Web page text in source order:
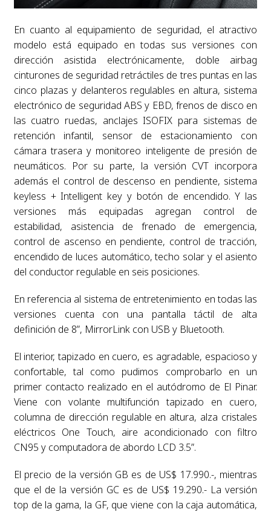
En cuanto al equipamiento de seguridad, el atractivo
modelo está equipado en todas sus versiones con
dirección asistida electrónicamente, doble airbag
cinturones de seguridad retráctiles de tres puntas en las
cinco plazas y delanteros regulables en altura, sistema
electrónico de seguridad ABS y EBD, frenos de disco en
las cuatro ruedas, anclajes ISOFIX para sistemas de
retención infantil, sensor de estacionamiento con
cámara trasera y monitoreo inteligente de presión de
neumáticos. Por su parte, la versión CVT incorpora
además el control de descenso en pendiente, sistema
keyless + Intelligent key y botón de encendido. Y las
versiones más equipadas agregan control de
estabilidad, asistencia de frenado de emergencia,
control de ascenso en pendiente, control de tracción,
encendido de luces automático, techo solar y el asiento
del conductor regulable en seis posiciones.
En referencia al sistema de entretenimiento en todas las
versiones cuenta con una pantalla táctil de alta
definición de 8”, MirrorLink con USB y Bluetooth.
El interior, tapizado en cuero, es agradable, espacioso y
confortable, tal como pudimos comprobarlo en un
primer contacto realizado en el autódromo de El Pinar.
Viene con volante multifunción tapizado en cuero,
columna de dirección regulable en altura, alza cristales
eléctricos One Touch, aire acondicionado con filtro
CN95 y computadora de abordo LCD 3.5”.
El precio de la versión GB es de US$ 17.990.-, mientras
que el de la versión GC es de US$ 19.290.- La versión
top de la gama, la GF, que viene con la caja automática,